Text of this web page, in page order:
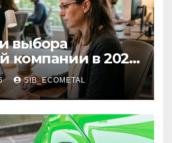
выбора
компании в 2026
и
отзывы о
SIB_ECOMETAL